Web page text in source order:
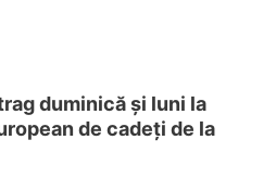
duminică și luni la
de cadeți de la